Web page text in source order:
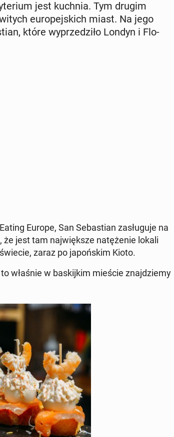
jest kuchnia. Tym drugim
eu­ro­pej­skich miast. Na jego
które wy­prze­dzi­ło Londyn i Flo­
Europe, San Se­ba­stian za­słu­gu­je na
jest tam naj­więk­sze na­tę­że­nie lokali
zaraz po ja­poń­skim Kioto.
właśnie w ba­skij­kim mieście znaj­dzie­my